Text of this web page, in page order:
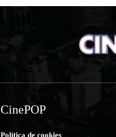
CinePOP
Política de cookies